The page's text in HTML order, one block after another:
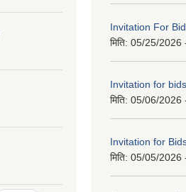
Invitation For
मिति: 05/25/2026
Invitation for
मिति: 05/06/2026
Invitation for
मिति: 05/05/2026